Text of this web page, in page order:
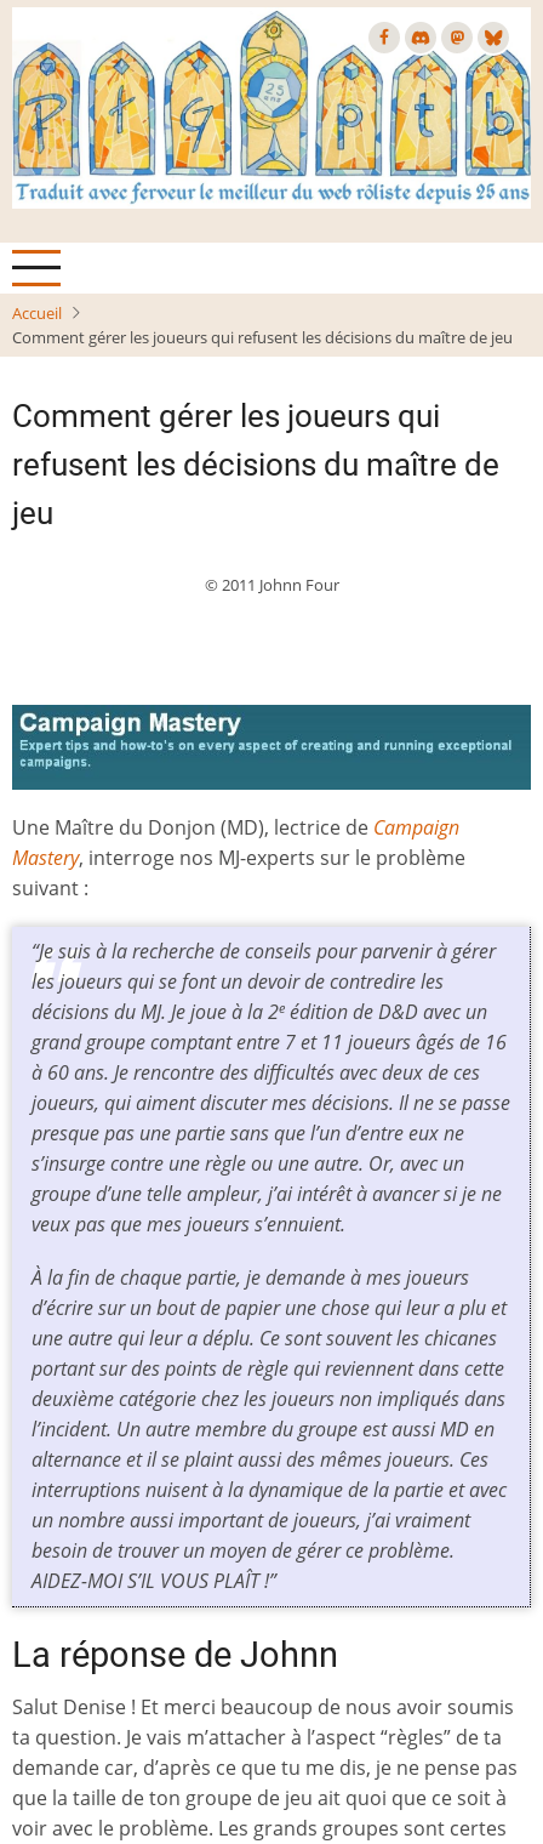
Aller
contenu
principal
Accueil
Comment gérer les joueurs qui refusent les décisions du maître de jeu
Comment gérer les joueurs qui
refusent les décisions du maître de
jeu
© 2011 Johnn Four
Une Maître du Donjon (MD), lectrice de Campaign
Mastery, interroge nos MJ-experts sur le problème
suivant :
“Je suis à la recherche de conseils pour parvenir à gérer
les joueurs qui se font un devoir de contredire les
décisions du MJ. Je joue à la 2e édition deD&Davec un
grand groupe comptant entre 7 et 11 joueurs âgés de 16
à 60 ans. Je rencontre des difficultés avec deux de ces
joueurs, qui aiment discuter mes décisions. Il ne se passe
presque pas une partie sans que l’un d’entre eux ne
s’insurge contre une règle ou une autre. Or, avec un
groupe d’une telle ampleur, j’ai intérêt à avancer si je ne
veux pas que mes joueurs s’ennuient.
À la fin de chaque partie, je demande à mes joueurs
d’écrire sur un bout de papier une chose qui leur a plu et
une autre qui leur a déplu. Ce sont souvent les chicanes
portant sur des points de règle qui reviennent dans cette
deuxième catégorie chez les joueurs non impliqués dans
l’incident. Un autre membre du groupe est aussi MD en
alternance et il se plaint aussi des mêmes joueurs. Ces
interruptions nuisent à la dynamique de la partie et avec
un nombre aussi important de joueurs, j’ai vraiment
besoin de trouver un moyen de gérer ce problème.
AIDEZ-MOI S’IL VOUS PLAÎT !”
La réponse de Johnn
Salut Denise ! Et merci beaucoup de nous avoir soumis
ta question. Je vais m’attacher à l’aspect “règles” de ta
demande car, d’après ce que tu me dis, je ne pense pas
que la taille de ton groupe de jeu ait quoi que ce soit à
voir avec le problème. Les grands groupes sont certes